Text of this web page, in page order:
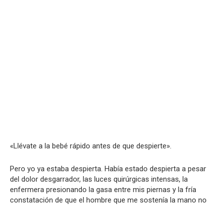
«Llévate a la bebé rápido antes de que despierte».
Pero yo ya estaba despierta. Había estado despierta a pesar
del dolor desgarrador, las luces quirúrgicas intensas, la
enfermera presionando la gasa entre mis piernas y la fría
constatación de que el hombre que me sostenía la mano no